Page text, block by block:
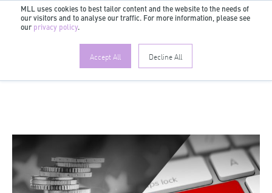
MLL uses cookies to best tailor content and the website to the needs of
our visitors and to analyse our traffic. For more information, please see
our privacy policy.
Accept All Decline All
DE